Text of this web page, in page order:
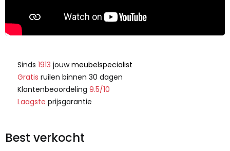
Sinds 1913 jouwmeubelspecialist
Gratis ruilen binnen 30 dagen
Klantenbeoordeling 9.5/10
Laagste prijsgarantie
Best verkocht